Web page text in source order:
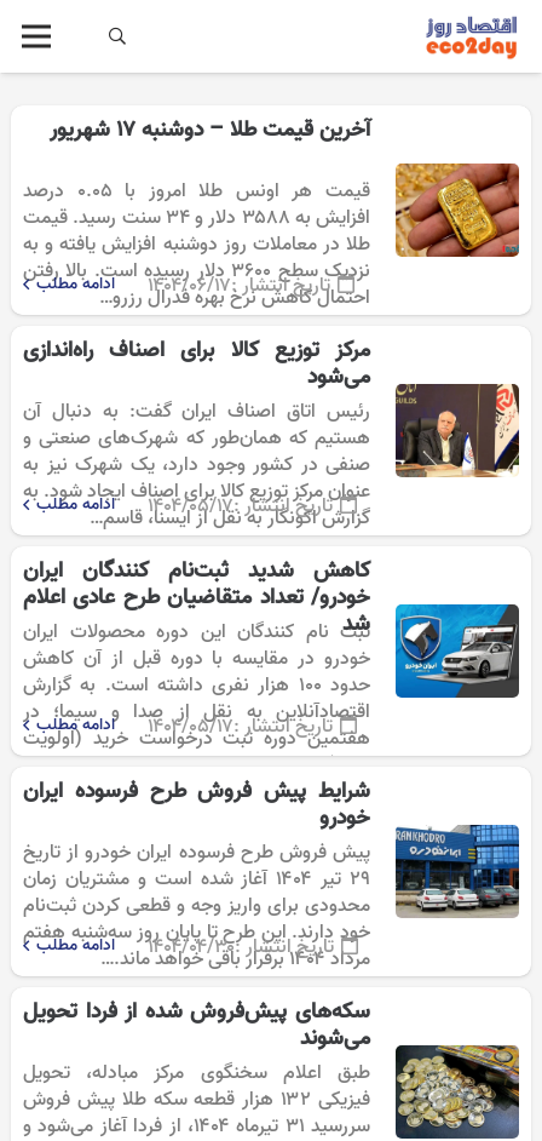
آخرین قیمت طلا – دوشنبه ۱۷ شهریور
قیمت هر اونس طلا امروز با ۰.۰۵ درصد
افزایش به ۳۵۸۸ دلار و ۳۴ سنت رسید. قیمت
طلا در معاملات روز دوشنبه افزایش یافته و به
نزدیک سطح 3600 دلار رسیده است. بالا رفتن
احتمال کاهش نرخ بهره فدرال رزرو…
تاریخ انتشار :۱۴۰۴/۰۶/۱۷ ادامه مطلب
مرکز توزیع کالا برای اصناف راه‌اندازی
می‌شود
رئیس اتاق اصناف ایران گفت: به دنبال آن
هستیم که همان‌طور که شهرک‌های صنعتی و
صنفی در کشور وجود دارد، یک شهرک نیز به
عنوان مرکز توزیع کالا برای اصناف ایجاد شود. به
گزارش اکونگار به نقل از ایسنا، قاسم…
تاریخ انتشار :۱۴۰۴/۰۵/۱۷ ادامه مطلب
کاهش شدید ثبت‌نام کنندگان ایران
خودرو/ تعداد متقاضیان طرح عادی اعلام
شد
ثبت نام کنندگان این دوره محصولات ایران
خودرو در مقایسه با دوره قبل از آن کاهش
حدود ۱۰۰ هزار نفری داشته است. به گزارش
اقتصادآنلاین به نقل از صدا و سیما؛ در
هفتمین دوره ثبت درخواست خرید (اولویت
بندی) محصولات…
تاریخ انتشار :۱۴۰۴/۰۵/۱۷ ادامه مطلب
شرایط پیش فروش طرح فرسوده ایران
خودرو
پیش فروش طرح فرسوده ایران خودرو از تاریخ
۲۹ تیر ۱۴۰۴ آغاز شده است و مشتریان زمان
محدودی برای واریز وجه و قطعی کردن ثبت‌نام
خود دارند. این طرح تا پایان روز سه‌شنبه هفتم
مرداد ۱۴۰۴ برقرار باقی خواهد ماند.…تاریخ انتشار :۱۴۰۴/۰۴/۳۰ ادامه مطلب
سکه‌های پیش‌فروش شده از فردا تحویل
می‌شوند
طبق اعلام سخنگوی مرکز مبادله، تحویل
فیزیکی ۱۳۲ هزار قطعه سکه طلا پیش فروش
سررسید ۳۱ تیرماه ۱۴۰۴، از فردا آغاز می‌شود و